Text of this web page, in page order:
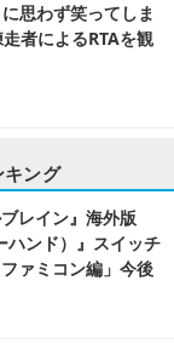
思わず笑ってしま
者によるRTAを観
ング
レイン』海外版
ハンド）』スイッチ
ァミコン編」今後